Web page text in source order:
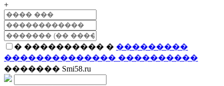
+
� ���������� � ���������
�������������� ����������
������� Smi58.ru